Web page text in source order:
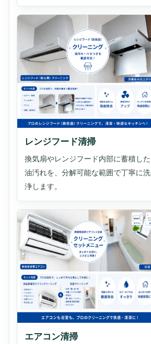
レンジフード清掃
換気扇やレンジフード内部に蓄積した
油汚れを、分解可能な範囲で丁寧に洗
浄します。
エアコン清掃